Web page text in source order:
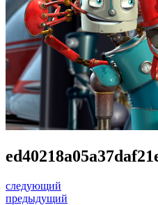
следующий
предыдущий